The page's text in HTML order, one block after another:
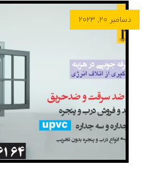
دسامبر ۲۰, ۲۰۲۳